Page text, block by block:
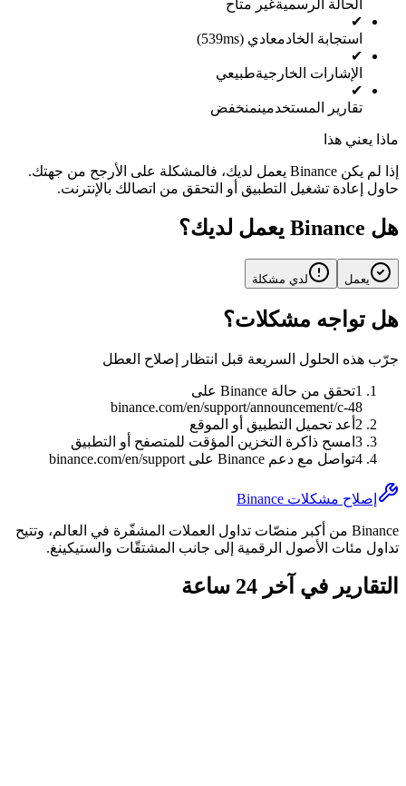
الحالة الرسميةغير متاح
✔
استجابة الخادمعادي (539ms)
✔
الإشارات الخارجيةطبيعي
✔
تقارير المستخدمينمنخفض
ماذا يعني هذا
إذا لم يكن Binance يعمل لديك، فالمشكلة على الأرجح من جهتك.
حاول إعادة تشغيل التطبيق أو التحقق من اتصالك بالإنترنت.
هل Binance يعمل لديك؟
يعمل لدي مشكلة
هل تواجه مشكلات؟
جرّب هذه الحلول السريعة قبل انتظار إصلاح العطل
1
تحقق من حالة Binance على
binance.com/en/support/announcement/c-48
2 أعد تحميل التطبيق أو الموقع
3 امسح ذاكرة التخزين المؤقت للمتصفح أو التطبيق
4تواصل مع دعم Binance على binance.com/en/support
إصلاح مشكلات Binance
Binance من أكبر منصّات تداول العملات المشفّرة في العالم، وتتيح
تداول مئات الأصول الرقمية إلى جانب المشتقّات والستيكينغ.
التقارير في آخر 24 ساعة